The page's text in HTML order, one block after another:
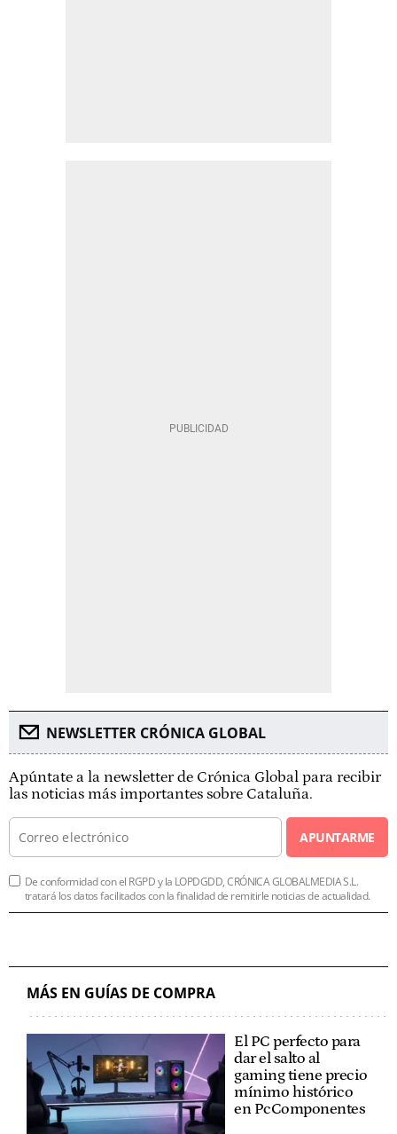
NEWSLETTER CRÓNICA GLOBAL
Apúntate a la newsletter de Crónica Global para recibir
las noticias más importantes sobre Cataluña.
APUNTARME
De conformidad con el RGPD y la LOPDGDD, CRÓNICA GLOBALMEDIA S.L.
tratará los datos facilitados con la finalidad de remitirle noticias de actualidad.
MÁS EN GUÍAS DE COMPRA
El PC perfecto para
dar el salto al
gaming tiene precio
mínimo histórico
en PcComponentes